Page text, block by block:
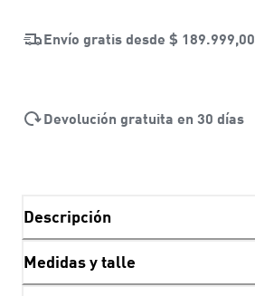
Envío gratis desde $ 189.999,00
Devolución gratuita en 30 días
Descripción
Medidas y talle